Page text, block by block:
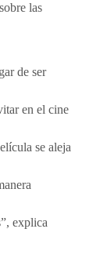
las
de ser
en el cine
se aleja
explica